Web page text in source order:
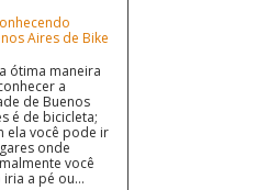
Aires de Bike
ótima maneira
a
de Buenos
é de bicicleta;
ela você pode ir
onde
você
iria a pé ou...